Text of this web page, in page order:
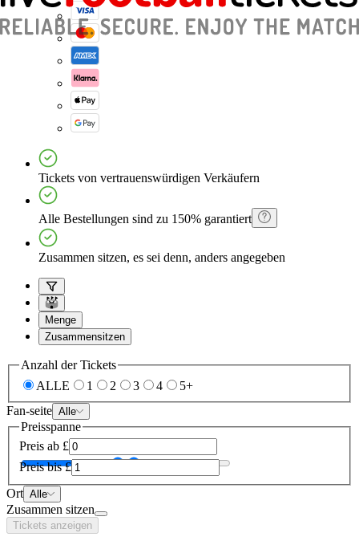
Tickets von vertrauenswürdigen Verkäufern
Alle Bestellungen sind zu 150% garantiert
Zusammen sitzen, es sei denn, anders angegeben
Menge
Zusammensitzen
Anzahl der Tickets
ALLE
1 2 3 4
5+
Fan-seite Alle
Preisspanne
Preis ab £
Preis bis £
Ort Alle
Zusammen sitzen
Tickets anzeigen